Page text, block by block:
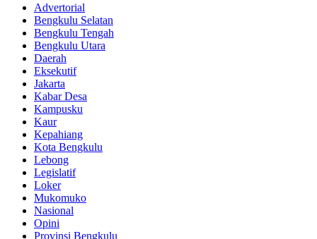
Advertorial
Bengkulu Selatan
Bengkulu Tengah
Bengkulu Utara
Daerah
Eksekutif
Jakarta
Kabar Desa
Kampusku
Kaur
Kepahiang
Kota Bengkulu
Lebong
Legislatif
Loker
Mukomuko
Nasional
Opini
Provinsi Bengkulu